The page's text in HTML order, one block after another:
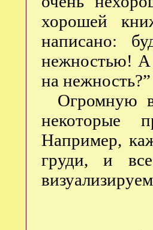
хорошей
написано:
нежностью! А
на
Огромную
некоторые
Например,
груди, и